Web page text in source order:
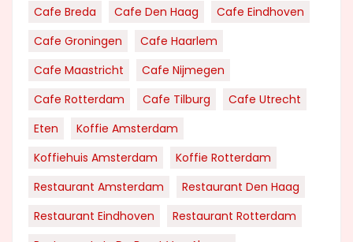
Cafe Breda
Cafe Den Haag
Cafe Eindhoven
Cafe Groningen
Cafe Haarlem
Cafe Maastricht
Cafe Nijmegen
Cafe Rotterdam
Cafe Tilburg
Cafe Utrecht
Eten
Koffie Amsterdam
Koffiehuis Amsterdam
Koffie Rotterdam
Restaurant Amsterdam
Restaurant Den Haag
Restaurant Eindhoven
Restaurant Rotterdam